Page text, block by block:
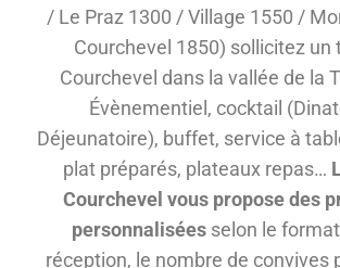
/ Le Praz 1300 / Village 1550 /
Courchevel 1850) sollicitez un
Courchevel dans la vallée de la
Évènementiel, cocktail
Déjeunatoire), buffet, service à
plat préparés, plateaux repas…
Courchevel vous propose des
personnalisées selon le
réception, le nombre de convives